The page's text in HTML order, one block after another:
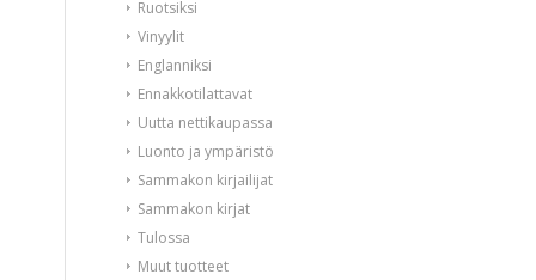
Ruotsiksi
Vinyylit
Englanniksi
Ennakkotilattavat
Uutta nettikaupassa
Luonto ja ympäristö
Sammakon kirjailijat
Sammakon kirjat
Tulossa
Muut tuotteet